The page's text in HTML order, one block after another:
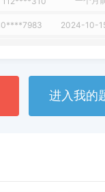
2024-08-
进入我的